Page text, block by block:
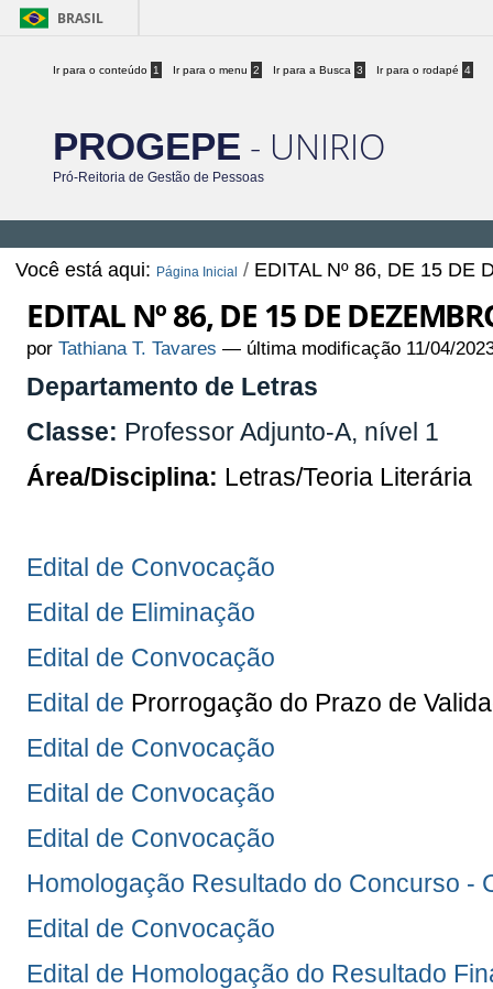
BRASIL
Ir para o conteúdo 1 Ir para o menu 2 Ir para a Busca 3 Ir para o rodapé 4
PROGEPE - UNIRIO
Pró-Reitoria de Gestão de Pessoas
Você está aqui: Página Inicial / EDITAL Nº 86, DE 15 DE
EDITAL Nº 86, DE 15 DE
porTathiana T. Tavares — última modificação 11/04/
Departamento de Letras
Classe: Professor Adjunto-A, nível 1
Área/Disciplina: Letras/Teoria Literária
Edital de Convocação
Edital de Eliminação
Edital de Convocação
Edital de Prorrogação do Prazo de
Edital de Convocação
Edital de Convocação
Edital de Convocação
Homologação Resultado do Concurso -
Edital de Convocação
Edital de Homologação do Resultado